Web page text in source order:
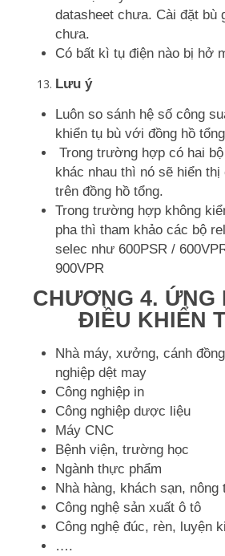
datasheet chưa. Cài đặt bù
chưa.
Có bất kì tụ điện nào bị hở
Lưu ý
Luôn so sánh hệ số công
khiển tụ bù với đồng hồ
Trong trường hợp có hai
khác nhau thì nó sẽ hiển
trên đồng hồ tổng.
Trong trường hợp không
pha thì tham khảo các bộ
selec như 600PSR /
900VPR
CHƯƠNG 4. ỨNG
ĐIỀU KHIỂN
Nhà máy, xưởng, cánh
nghiệp dệt may
Công nghiệp in
Công nghiệp dược liệu
Máy CNC
Bệnh viện, trường học
Ngành thực phẩm
Nhà hàng, khách sạn, nông
Công nghệ sản xuất ô tô
Công nghệ đúc, rèn, luyện
….